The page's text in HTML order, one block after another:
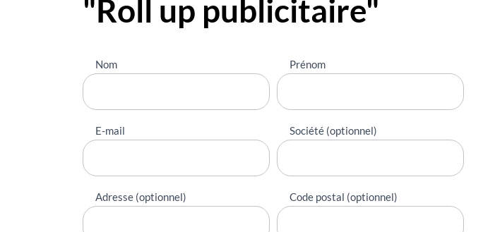
"Roll up publicitaire"
Nous
contacter
Nom Prénom
E-mail Société (optionnel)
Adresse (optionnel) Code postal (optionnel)